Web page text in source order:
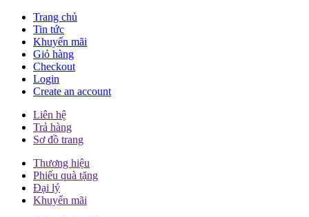
Trang chủ
Tin tức
Khuyến mãi
Giỏ hàng
Checkout
Login
Create an account
Liên hệ
Trả hàng
Sơ đồ trang
Thương hiệu
Phiếu quà tặng
Đại lý
Khuyến mãi